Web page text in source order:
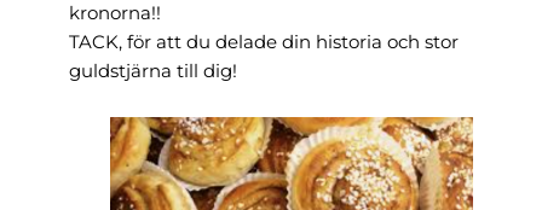
kronorna!!
TACK, för att du delade din historia och stor
guldstjärna till dig!